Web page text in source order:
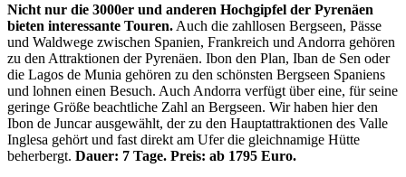
Nicht nur die 3000er und anderen Hochgipfel der Pyrenäen
bieten interessante Touren. Auch die zahllosen Bergseen, Pässe
und Waldwege zwischen Spanien, Frankreich und Andorra gehören
zu den Attraktionen der Pyrenäen. Ibon den Plan, Iban de Sen oder
die Lagos de Munia gehören zu den schönsten Bergseen Spaniens
und lohnen einen Besuch. Auch Andorra verfügt über eine, für seine
geringe Größe beachtliche Zahl an Bergseen. Wir haben hier den
Ibon de Juncar ausgewählt, der zu den Hauptattraktionen des Valle
Inglesa gehört und fast direkt am Ufer die gleichnamige Hütte
beherbergt. Dauer: 7 Tage. Preis: ab 1795 Euro.